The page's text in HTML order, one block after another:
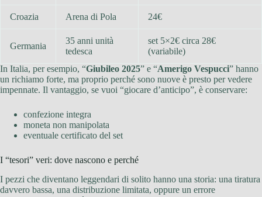
Croazia Arena di Pola 24€
Germania
35 anni unità
tedesca
set 5×2€ circa 28€
(variabile)
In Italia, per esempio, “Giubileo 2025” e “Amerigo Vespucci” hanno
un richiamo forte, ma proprio perché sono nuove è presto per vedere
impennate. Il vantaggio, se vuoi “giocare d’anticipo”, è conservare:
confezione integra
moneta non manipolata
eventuale certificato del set
I “tesori” veri: dove nascono e perché
I pezzi che diventano leggendari di solito hanno una storia: una tiratura
davvero bassa, una distribuzione limitata, oppure un errore